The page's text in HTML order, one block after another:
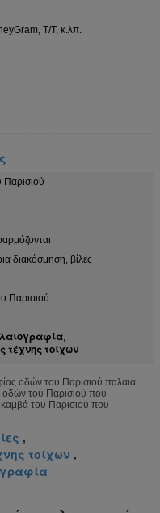
T/T, κ.λπ.
Παρισιού
διακόσμηση, βίλες
Παρισιού
,
τοίχων
οδών του Παρισιού παλαιά
οδών του Παρισιού που
του Παρισιού που
,
τοίχων ,